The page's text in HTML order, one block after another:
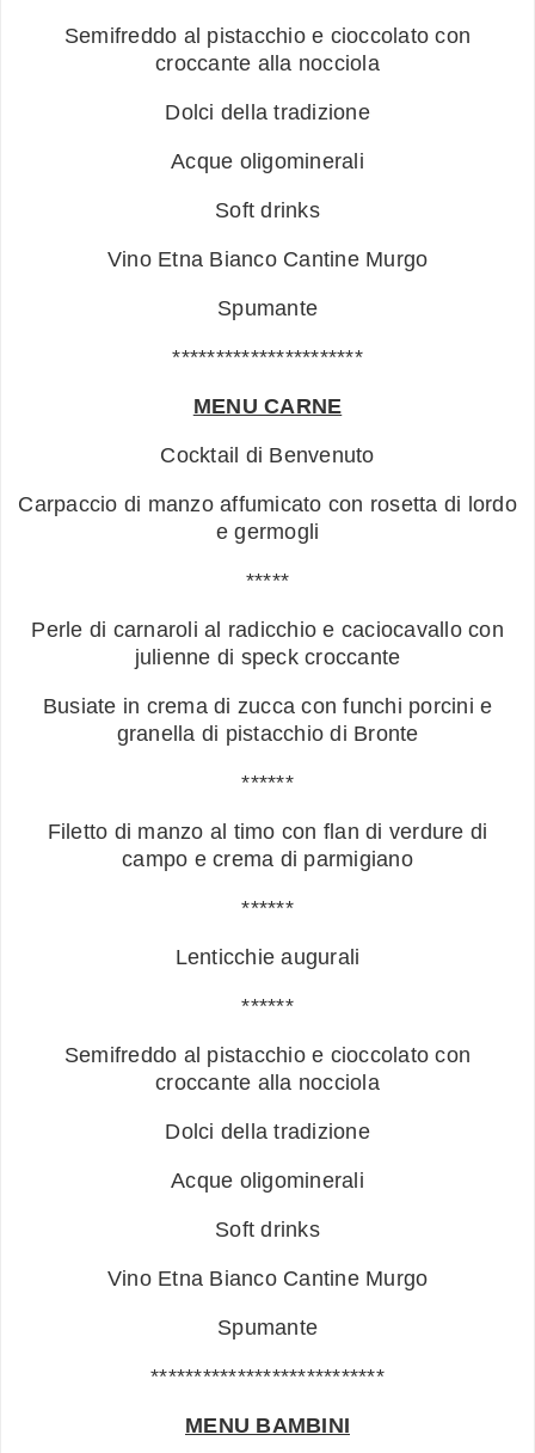
Semifreddo al pistacchio e cioccolato con
croccante alla nocciola
Dolci della tradizione
Acque oligominerali
Soft drinks
Vino Etna Bianco Cantine Murgo
Spumante
**********************
MENU CARNE
Cocktail di Benvenuto
Carpaccio di manzo affumicato con rosetta di lordo
e germogli
*****
Perle di carnaroli al radicchio e caciocavallo con
julienne di speck croccante
Busiate in crema di zucca con funchi porcini e
granella di pistacchio di Bronte
******
Filetto di manzo al timo con flan di verdure di
campo e crema di parmigiano
******
Lenticchie augurali
******
Semifreddo al pistacchio e cioccolato con
croccante alla nocciola
Dolci della tradizione
Acque oligominerali
Soft drinks
Vino Etna Bianco Cantine Murgo
Spumante
***************************
MENU BAMBINI